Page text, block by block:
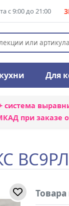
с 9:00 до 21:00
Для
система
при заказе